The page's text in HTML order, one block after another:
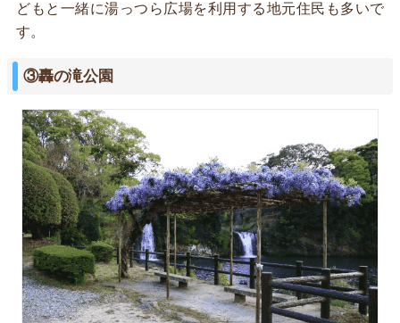
どもと一緒に湯っつら広場を利用する地元住民も多いで
す。
③轟の滝公園